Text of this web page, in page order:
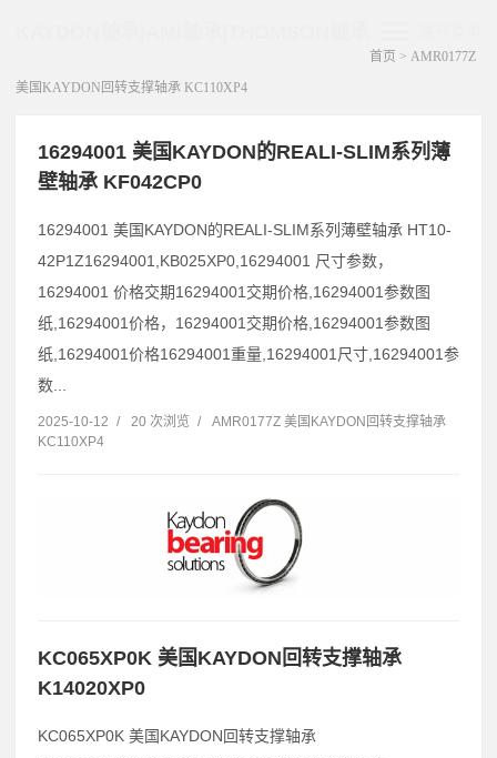
首页 > AMR0177Z
美国KAYDON回转支撑轴承 KC110XP4
16294001 美国KAYDON的REALI-SLIM系列薄
壁轴承 KF042CP0
16294001 美国KAYDON的REALI-SLIM系列薄壁轴承 HT10-
42P1Z16294001,KB025XP0,16294001 尺寸参数，
16294001 价格交期16294001交期价格,16294001参数图
纸,16294001价格，16294001交期价格,16294001参数图
纸,16294001价格16294001重量,16294001尺寸,16294001参
数...
2025-10-12 / 20 次浏览 /
AMR0177Z 美国KAYDON回转支撑轴承
KC110XP4
KC065XP0K 美国KAYDON回转支撑轴承
K14020XP0
KC065XP0K 美国KAYDON回转支撑轴承